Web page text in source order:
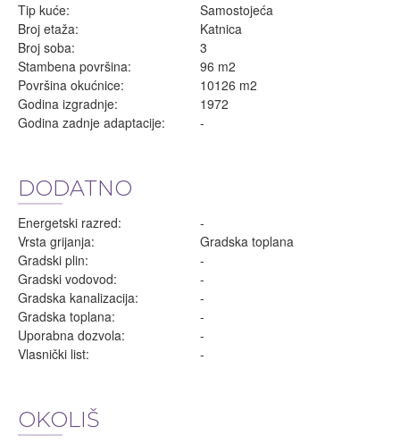
Tip kuće:
Samostojeća
Broj etaža:
Katnica
Broj soba:
3
Stambena površina:
96 m2
Površina okućnice:
10126 m2
Godina izgradnje:
1972
Godina zadnje adaptacije:
-
DODATNO
Energetski razred:
-
Vrsta grijanja:
Gradska toplana
Gradski plin:
-
Gradski vodovod:
-
Gradska kanalizacija:
-
Gradska toplana:
-
Uporabna dozvola:
-
Vlasnički list:
-
OKOLIŠ